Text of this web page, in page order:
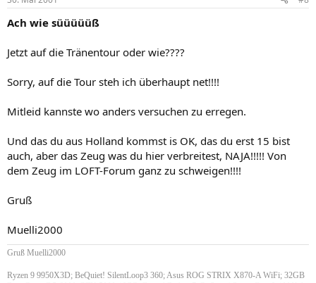
Ach wie süüüüüß
Jetzt auf die Tränentour oder wie????
Sorry, auf die Tour steh ich überhaupt net!!!!
Mitleid kannste wo anders versuchen zu erregen.
Und das du aus Holland kommst is OK, das du erst 15 bist
auch, aber das Zeug was du hier verbreitest, NAJA!!!!! Von
dem Zeug im LOFT-Forum ganz zu schweigen!!!!
Gruß
Muelli2000
Gruß Muelli2000
Ryzen 9 9950X3D; BeQuiet! SilentLoop3 360; Asus ROG STRIX X870-A WiFi; 32GB